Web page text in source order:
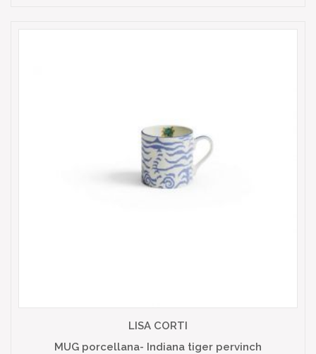
LISA CORTI
MUG porcellana- Indiana tiger pervinch